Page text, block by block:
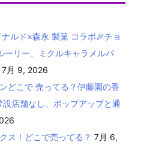
ルド×森永 製菓 コラボ🎉チョ
ーリー、ミクルキャラメルパ
7月 9, 2026
どこで 売ってる？伊藤園の香
店舗なし、ポップアップと通
ス！どこで売ってる？ 7月 6,